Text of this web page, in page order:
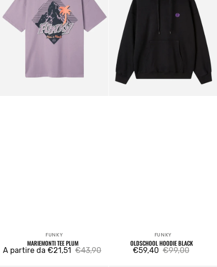
Venditore:
FUNKY
MARIEMONTI TEE PLUM
Prezzo
A partire da €21,51
Prezzo
€43,90
Venditore:
FUNKY
OLDSCHOOL HOODIE BLACK
Prezzo
€59,40
Prezzo
€99,00